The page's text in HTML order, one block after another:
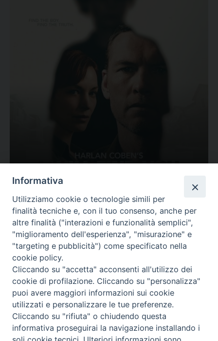
Valutazione
Complesso, Problematico
Tematica: Amore-Sentimenti, Carcere...
Contatti & Info
C.ne Aurelia, 50 – 00165 Roma
Informativa
Utilizziamo cookie o tecnologie simili per
finalità tecniche e, con il tuo consenso, anche per
altre finalità ("interazioni e funzionalità semplici",
"miglioramento dell'esperienza", "misurazione" e
"targeting e pubblicità") come specificato nella
cookie policy.
Cliccando su "accetta" acconsenti all'utilizzo dei
cookie di profilazione. Cliccando su "personalizza"
puoi avere maggiori informazioni sui cookie
utilizzati e personalizzare le tue preferenze.
Cliccando su "rifiuta" o chiudendo questa
informativa proseguirai la navigazione installando i